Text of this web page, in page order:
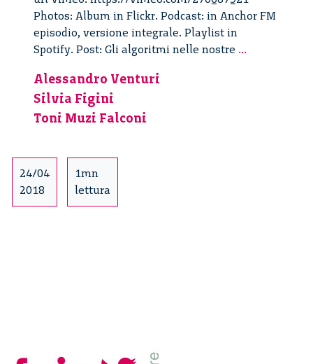
Photos: Album in Flickr. Podcast: in Anchor FM
episodio, versione integrale. Playlist in
Spotify. Post: Gli algoritmi nelle nostre ...
Alessandro Venturi
Silvia Figini
Toni Muzi Falconi
24/04
2018
1mn
lettura